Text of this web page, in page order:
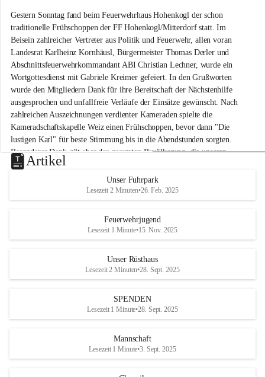
o
h
e
n
k
o
g
l
-
M
i
t
t
e
r
r
Gestern Sonntag fand beim Feuerwehrhaus Hohenkogl der schon
traditionelle Frühschoppen der FF Hohenkogl/Mitterdorf statt. Im
Beisein zahlreicher Vertreter aus Politik und Feuerwehr, allen voran
Landesrat Karlheinz Kornhäusl, Bürgermeister Thomas Derler und
Abschnittsfeuerwehrkommandant ABI Christian Lechner, wurde ein
Wortgottesdienst mit Gabriele Kreimer gefeiert. In den Grußworten
wurde den Mitgliedern Dank für ihre Bereitschaft der Nächstenhilfe
ausgesprochen und unfallfreie Verläufe der Einsätze gewünscht. Nach
zahlreichen Auszeichnungen verdienter Kameraden spielte die
Kameradschaftskapelle Weiz einen Frühschoppen, bevor dann "Die
lustigen Karl" für beste Stimmung bis in die Abendstunden sorgten.
Besonderer Dank gilt aber der gesamten Bevölkerung, die unseren
Frühschoppen trotz hochsommerlichen Temperaturen besuchte. Der
Reinerlös des Festes kommt natürlich wieder der Verbesserung der
Ausrüstung und somit der Einsatzbereitschaft der FF
Hohenkogl/Mitterdorf zugute!
HERZLICHEN DANK FÜR IHREN BESUCH!
Artikel
Unser Fuhrpark
Lesezeit 2 Minuten•26. Feb. 2025
Feuerwehrjugend
Lesezeit 1 Minute•15. Nov. 2025
Unser Rüsthaus
Lesezeit 2 Minuten•28. Sept. 2025
SPENDEN
Lesezeit 1 Minute•28. Sept. 2025
Mannschaft
Lesezeit 1 Minute•3. Sept. 2025